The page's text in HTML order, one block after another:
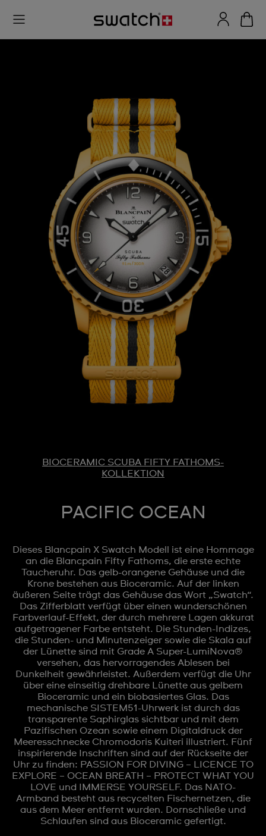
BIOCERAMIC SCUBA FIFTY FATHOMS-
KOLLEKTION
PACIFIC OCEAN
Dieses Blancpain X Swatch Modell ist eine Hommage
an die Blancpain Fifty Fathoms, die erste echte
Taucheruhr. Das gelb-orangene Gehäuse und die
Krone bestehen aus Bioceramic. Auf der linken
äußeren Seite trägt das Gehäuse das Wort „Swatch“.
Das Zifferblatt verfügt über einen wunderschönen
Farbverlauf-Effekt, der durch mehrere Lagen akkurat
aufgetragener Farbe entsteht. Die Stunden-Indizes,
die Stunden- und Minutenzeiger sowie die Skala auf
der Lünette sind mit Grade A Super-LumiNova®
versehen, das hervorragendes Ablesen bei
Dunkelheit gewährleistet. Außerdem verfügt die Uhr
über eine einseitig drehbare Lünette aus gelbem
Bioceramic und ein biobasiertes Glas. Das
mechanische SISTEM51-Uhrwerk ist durch das
transparente Saphirglas sichtbar und mit dem
Pazifischen Ozean sowie einem Digitaldruck der
Meeresschnecke Chromodoris Kuiteri illustriert. Fünf
inspirierende Inschriften sind auf der Rückseite der
Uhr zu finden: PASSION FOR DIVING – LICENCE TO
EXPLORE – OCEAN BREATH – PROTECT WHAT YOU
LOVE und IMMERSE YOURSELF. Das NATO-
Armband besteht aus recycelten Fischernetzen, die
aus dem Meer entfernt wurden. Dornschließe und
Schlaufen sind aus Bioceramic gefertigt.